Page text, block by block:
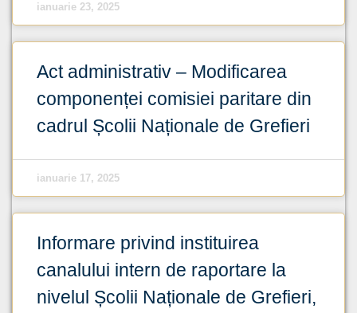
ianuarie 23, 2025
Act administrativ – Modificarea
componenței comisiei paritare din
cadrul Școlii Naționale de Grefieri
ianuarie 17, 2025
Informare privind instituirea
canalului intern de raportare la
nivelul Școlii Naționale de Grefieri,